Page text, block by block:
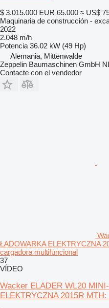
$ 3.015.000 EUR 65.000 ≈ US$
Maquinaria de construcción -
2022
2.048 m/h
Potencia 36.02 kW (49 Hp)
Alemania, Mittenwalde
Zeppelin Baumaschinen GmbH
Contacte con el vendedor
ŁADOWARKA ELEKTRYCZNA
cargadora multifuncional
37
VÍDEO
Wacker ELADER WL20
ELEKTRYCZNA 2015R